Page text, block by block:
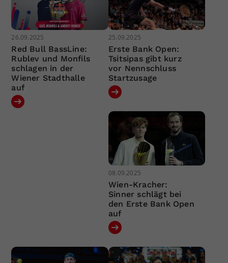
26.09.2025
Red Bull BassLine:
Rublev und Monfils
schlagen in der
Wiener Stadthalle
auf
25.09.2025
Erste Bank Open:
Tsitsipas gibt kurz
vor Nennschluss
Startzusage
08.09.2025
Wien-Kracher:
Sinner schlägt bei
den Erste Bank Open
auf